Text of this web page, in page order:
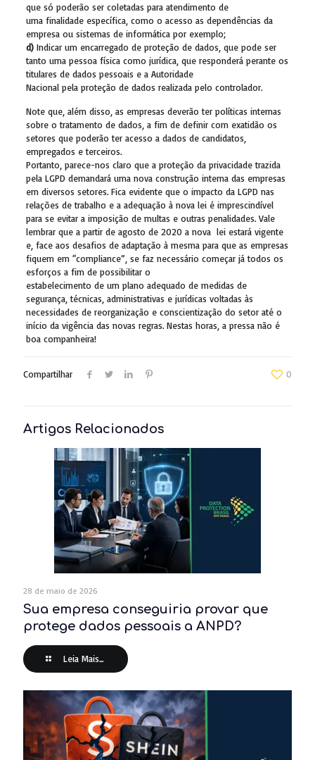
que só poderão ser coletadas para atendimento de
uma finalidade específica, como o acesso as dependências da
empresa ou sistemas de informática por exemplo;
d)Indicar um encarregado de proteção de dados, que pode ser
tanto uma pessoa física como jurídica, que responderá perante os
titulares de dados pessoais e a Autoridade
Nacional pela proteção de dados realizada pelo controlador.
Note que, além disso, as empresas deverão ter políticas internas
sobre o tratamento de dados, a fim de definir com exatidão os
setores que poderão ter acesso a dados de candidatos,
empregados e terceiros.
Portanto, parece-nos claro que a proteção da privacidade trazida
pela LGPD demandará uma nova construção interna das empresas
em diversos setores. Fica evidente que o impacto da LGPD nas
relações de trabalho e a adequação à nova lei é imprescindível
para se evitar a imposição de multas e outras penalidades. Vale
lembrar que a partir de agosto de 2020 a nova lei estará vigente
e, face aos desafios de adaptação à mesma para que as empresas
fiquem em “compliance”, se faz necessário começar já todos os
esforços a fim de possibilitar o
estabelecimento de um plano adequado de medidas de
segurança, técnicas, administrativas e jurídicas voltadas às
necessidades de reorganização e conscientização do setor até o
início da vigência das novas regras. Nestas horas, a pressa não é
boa companheira!
Compartilhar 0
Artigos Relacionados
28 de maio de 2026
Sua empresa conseguiria provar que
protege dados pessoais a ANPD?
Leia Mais...